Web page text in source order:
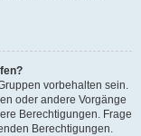
vorbehalten sein.
oder andere Vorgänge
Berechtigungen. Frage
Berechtigungen.